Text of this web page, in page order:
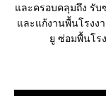
และครอบคลุมถึง รั
และแก้งานพื้นโรง
ยู ซ่อมพื้นโร